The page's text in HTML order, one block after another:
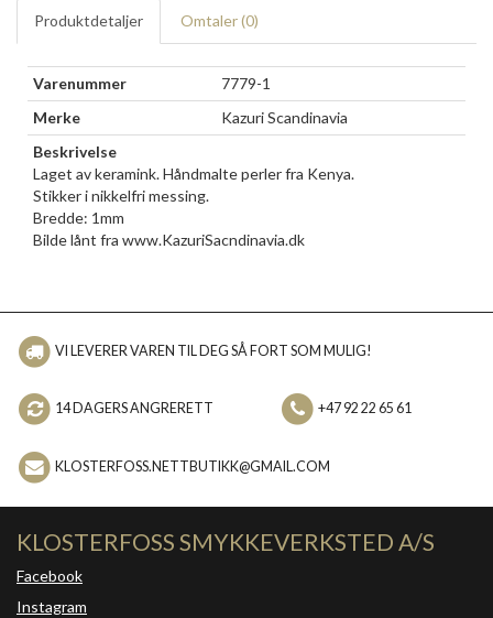
Produktdetaljer Omtaler (0)
Varenummer
7779-1
Merke
Kazuri Scandinavia
Beskrivelse
Laget av keramink. Håndmalte perler fra Kenya.
Stikker i nikkelfri messing.
Bredde: 1mm
Bilde lånt fra www.KazuriSacndinavia.dk
VI LEVERER VAREN TIL DEG SÅ FORT SOM MULIG!
14 DAGERS ANGRERETT +47 92 22 65 61
KLOSTERFOSS.NETTBUTIKK@GMAIL.COM
KLOSTERFOSS SMYKKEVERKSTED A/S
Facebook
Instagram